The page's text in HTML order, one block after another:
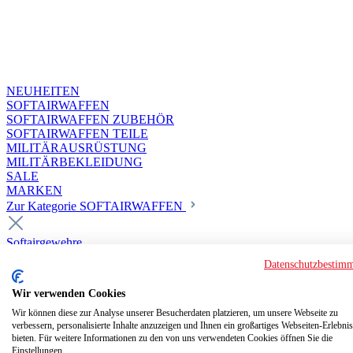
NEUHEITEN
SOFTAIRWAFFEN
SOFTAIRWAFFEN ZUBEHÖR
SOFTAIRWAFFEN TEILE
MILITÄRAUSRÜSTUNG
MILITÄRBEKLEIDUNG
SALE
MARKEN
Zur Kategorie SOFTAIRWAFFEN
Softairgewehre
Deluxe Custom Guns ab 18
Softair elektrisch ab 18
Softair elektrisch ab 14
Softair gasbetrieben ab 18
Softair HPA Luftdruck ab 18
Historische Softairwaffen
Wir verwenden Cookies
Wir können diese zur Analyse unserer Besucherdaten platzieren, um unsere Webseite zu
verbessern, personalisierte Inhalte anzuzeigen und Ihnen ein großartiges Webseiten-
bieten. Für weitere Informationen zu den von uns verwendeten Cookies öffnen Sie die
Einstellungen.